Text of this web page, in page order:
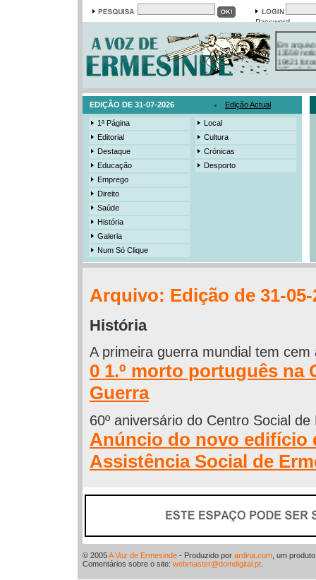
Password
Em arquivo
13558
19421
385
EDIÇÃO DE 31-07-2026 Edição Actual
1ª Página
Editorial
Destaque
Educação
Emprego
Direito
Saúde
História
Galeria
Num Só Clique
Local
Cultura
Crónicas
Desporto
Arquivo: Edição de 31-05-
História
A primeira guerra mundial tem cem
0 1.º morto português na
Guerra
60º aniversário do Centro Social
Anúncio do novo edifício
Assistência Social de
© 2005A Voz de Ermesinde - Produzido por ardina.com , um
Comentários sobre o site: webmaster@domdigital.pt